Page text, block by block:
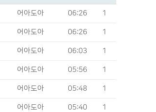
어아도아 06:26 1
어아도아 06:26 1
어아도아 06:03 1
어아도아 05:56 1
어아도아 05:48 1
어아도아 05:40 1